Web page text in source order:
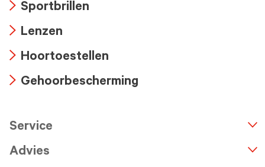
icon
icon
Sportbrillen
icon
Lenzen
icon
Hoortoestellen
Gehoorbescherming
Service
Advies